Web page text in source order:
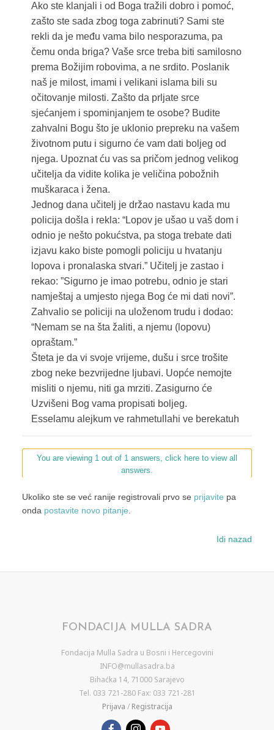
Ako ste klanjali i od Boga tražili dobro i pomoć,
zašto ste sada zbog toga zabrinuti? Sami ste
rekli da je među vama bilo nesporazuma, pa
čemu onda briga? Vaše srce treba biti samilosno
prema Božijim robovima, a ne srdito. Poslanik
naš je milost, imami i velikani islama bili su
očitovanje milosti. Zašto da prljate srce
sjećanjem i spominjanjem te osobe? Budite
zahvalni Bogu što je uklonio prepreku na vašem
životnom putu i sigurno će vam dati boljeg od
njega. Upoznat ću vas sa pričom jednog velikog
učitelja da vidite kolika je veličina pobožnih
muškaraca i žena.
Jednog dana učitelj je držao nastavu kada mu
policija došla i rekla: “Lopov je ušao u vaš dom i
odnio je nešto pokućstva, pa stoga trebate dati
izjavu kako biste pomogli policiju u hvatanju
lopova i pronalaska stvari.” Učitelj je zastao i
rekao: ”Sigurno je imao potrebu, odnio je stari
namještaj a umjesto njega Bog će mi dati novi”.
Zahvalio se policiji na uloženom trudu i dodao:
“Nemam se na šta žaliti, a njemu (lopovu)
opraštam.”
Šteta je da vi svoje vrijeme, dušu i srce trošite
zbog neke bezvrijedne ljubavi. Uopće nemojte
misliti o njemu, niti ga mrziti. Zasigurno će
Uzvišeni Bog vama propisati boljeg.
Esselamu alejkum ve rahmetullahi ve berekatuh
You are viewing 1 out of 1 answers, click here to view all
answers.
Ukoliko ste se već ranije registrovali prvo se prijavite pa
onda postavite novo pitanje.
Idi nazad
FONDACIJA MULLA SADRA
Fondacija Mulla Sadra u Bosni i Hercegovini
INFO@mullasadra.ba
Bihaćka 14, 71000 Sarajevo
Tel. 033 721-280 Fax: 033 721-281
Prijava / Registracija